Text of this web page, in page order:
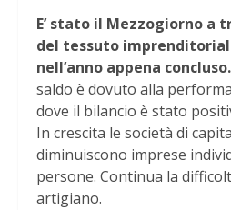
E’ stato il Mezzogiorno a
del tessuto
nell’anno appena concluso.
saldo è dovuto alla
dove il bilancio è stato
In crescita le società di
diminuiscono imprese
persone. Continua la
artigiano.